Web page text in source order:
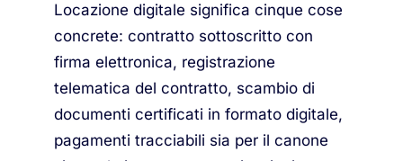
Locazione digitale significa cinque cose
concrete: contratto sottoscritto con
firma elettronica, registrazione
telematica del contratto, scambio di
documenti certificati in formato digitale,
pagamenti tracciabili sia per il canone